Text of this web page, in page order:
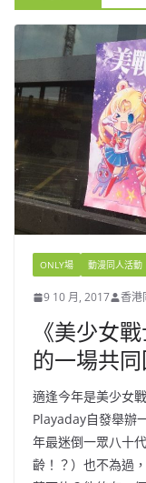
ONLY場 動漫同人活動
9 10 月, 2017 香港
《美少女
的一場共同
適逢今年是美少女
Playaday自發舉辦
年最迷倒一眾八十
齡！？）也不為過